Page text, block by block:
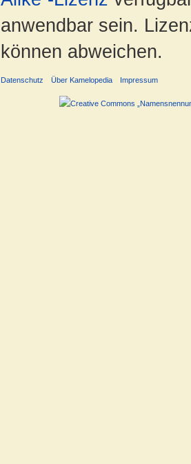
anwendbar sein.
können abweichen.
Datenschutz Über Kamelopedia Impressum